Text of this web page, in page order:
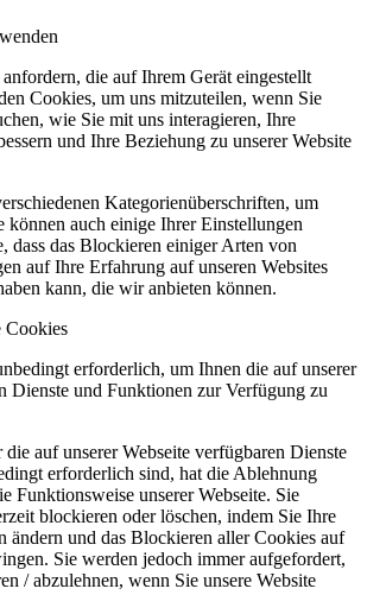
die auf Ihrem Gerät eingestellt
Cookies, um uns mitzuteilen, wenn Sie
wie Sie mit uns interagieren, Ihre
und Ihre Beziehung zu unserer Website
Kategorienüberschriften, um
können auch einige Ihrer Einstellungen
dass das Blockieren einiger Arten von
auf Ihre Erfahrung auf unseren Websites
kann, die wir anbieten können.
Cookies
erforderlich, um Ihnen die auf unserer
Dienste und Funktionen zur Verfügung zu
auf unserer Webseite verfügbaren Dienste
erforderlich sind, hat die Ablehnung
Funktionsweise unserer Webseite. Sie
blockieren oder löschen, indem Sie Ihre
ändern und das Blockieren aller Cookies auf
Sie werden jedoch immer aufgefordert,
/ abzulehnen, wenn Sie unsere Website